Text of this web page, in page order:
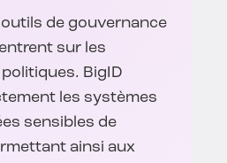
de gouvernance
sur les
BigID
les systèmes
sensibles de
ainsi aux